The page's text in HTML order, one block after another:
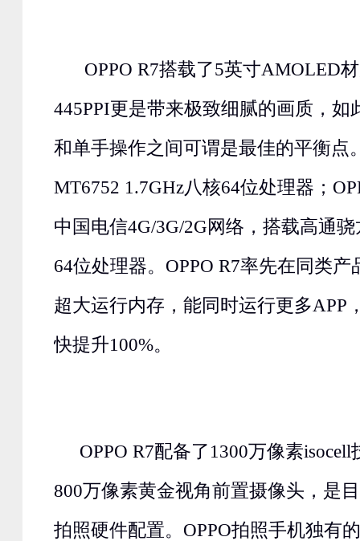
OPPO R7搭载了5英寸AMOLED
445PPI更是带来极致细腻的画质，如
和单手操作之间可谓是最佳的平衡点
MT6752 1.7GHz八核64位处理器；
中国电信4G/3G/2G网络，搭载高通
64位处理器。OPPO R7率先在同类
超大运行内存，能同时运行更多APP
快提升100%。
OPPO R7配备了1300万像素
800万像素黄金视角前置摄像头，是
拍照硬件配置。OPPO拍照手机独有